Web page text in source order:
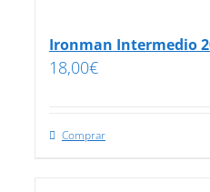
Ironman Intermedio
18,00€
Comprar